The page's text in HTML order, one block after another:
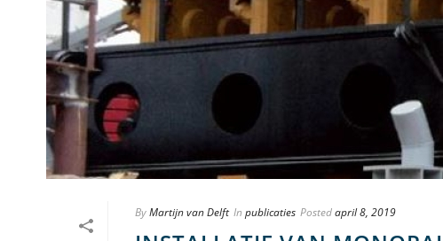
ByMartijn van Delft In publicaties Postedapril 8, 2019